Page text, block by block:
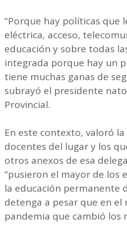
“Porque hay políticas que
eléctrica, acceso,
educación y sobre todas
integrada porque hay un
tiene muchas ganas de
subrayó el presidente
Provincial.
En este contexto, valoró
docentes del lugar y los
otros anexos de esa
“pusieron el mayor de los
la educación permanente
detenga a pesar que en
pandemia que cambió los